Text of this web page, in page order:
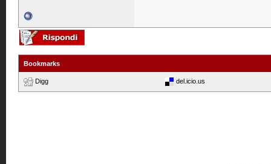
Bookmarks
Digg del.icio.us